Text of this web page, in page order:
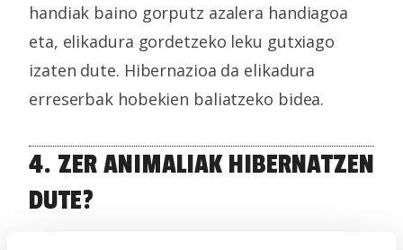
handiak baino gorputz azalera handiagoa
eta, elikadura gordetzeko leku gutxiago
izaten dute. Hibernazioa da elikadura
erreserbak hobekien baliatzeko bidea.
4. ZER ANIMALIAK HIBERNATZEN
DUTE?